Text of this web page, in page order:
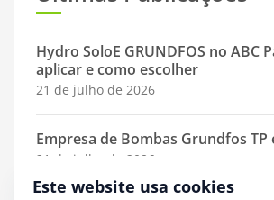
Este website usa cookies
Hydro SoloE GRUNDFOS no ABC
aplicar e como escolher
21 de julho de 2026
Empresa de Bombas Grundfos TP
21 de julho de 2026